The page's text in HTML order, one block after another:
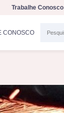
Trabalhe Conosco
CONOSCO